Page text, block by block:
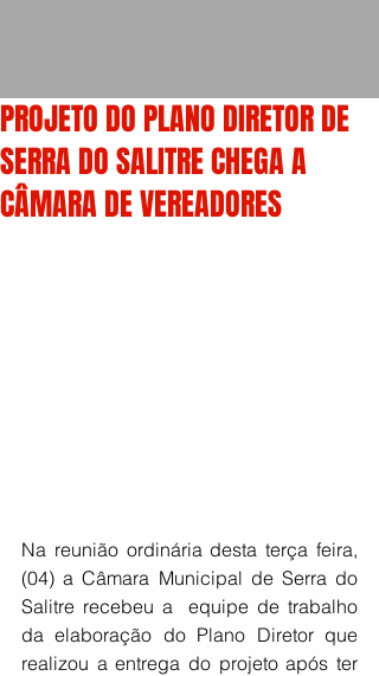
PROJETO DO PLANO DIRETOR DE
SERRA DO SALITRE CHEGA A
CÂMARA DE VEREADORES
Na reunião ordinária desta terça feira,
(04) a Câmara Municipal de Serra do
Salitre recebeu a  equipe de trabalho
da elaboração do Plano Diretor que
realizou a entrega do projeto após ter